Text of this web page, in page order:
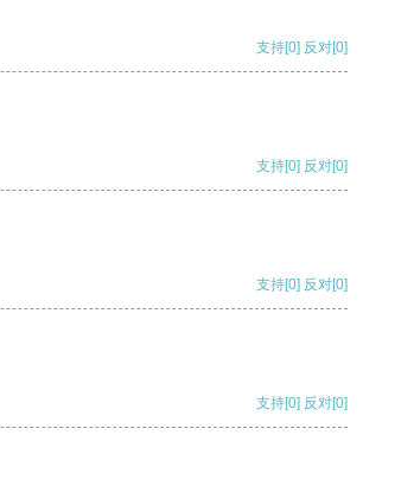
支持[0] 反对[0]
支持[0] 反对[0]
支持[0] 反对[0]
支持[0] 反对[0]